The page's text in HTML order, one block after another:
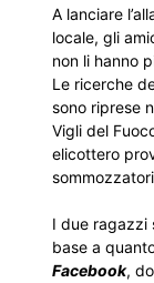
A lanciare
locale, gli
non li hanno
Le ricerche
sono riprese
Vigli del
elicottero
I due ragazzi
base a
Facebook,